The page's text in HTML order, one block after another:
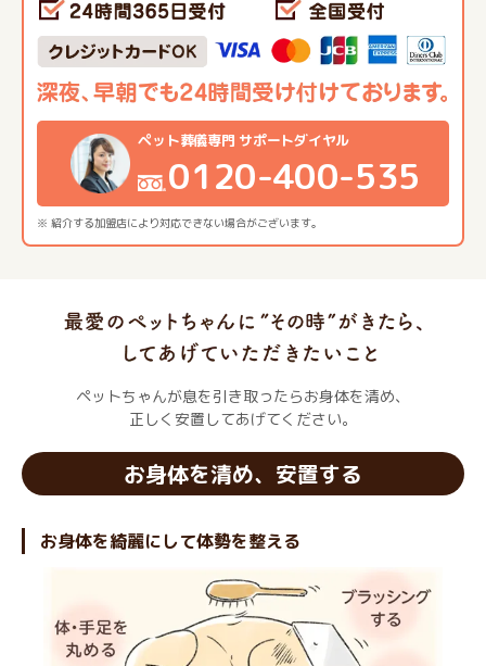
※ 紹介する加盟店により対応できない場合がございます。
ペット葬儀専門 サポートダイヤル
0120-400-535
ペットちゃんが息を引き取ったらお身体を清め、
正しく安置してあげてください。
お身体を清め、安置する
お身体を綺麗にして体勢を整える